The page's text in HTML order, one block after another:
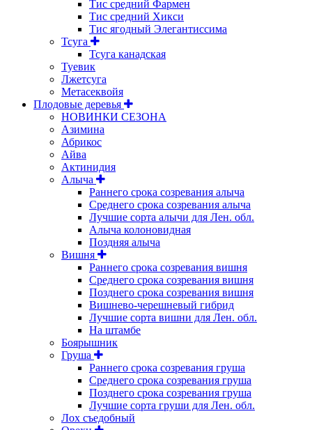
Тис средний Фармен
Тис средний Хикси
Тис ягодный Элегантиссима
Тсуга
Тсуга канадская
Туевик
Лжетсуга
Метасеквойя
Плодовые деревья
НОВИНКИ СЕЗОНА
Азимина
Абрикос
Айва
Актинидия
Алыча
Раннего срока созревания алыча
Среднего срока созревания алыча
Лучшие сорта алычи для Лен. обл.
Алыча колоновидная
Поздняя алыча
Вишня
Раннего срока созревания вишня
Среднего срока созревания вишня
Позднего срока созревания вишня
Вишнево-черешневый гибрид
Лучшие сорта вишни для Лен. обл.
На штамбе
Боярышник
Груша
Раннего срока созревания груша
Среднего срока созревания груша
Позднего срока созревания груша
Лучшие сорта груши для Лен. обл.
Лох съедобный